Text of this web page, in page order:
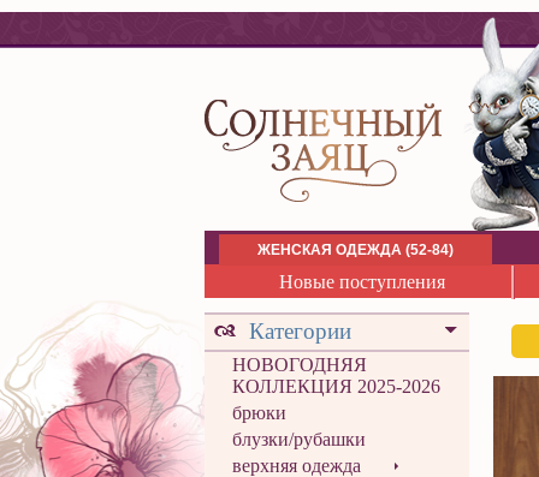
ЖЕНСКАЯ ОДЕЖДА (52-84)
Новые поступления
Категории
НОВОГОДНЯЯ
КОЛЛЕКЦИЯ 2025-2026
брюки
блузки/рубашки
верхняя одежда